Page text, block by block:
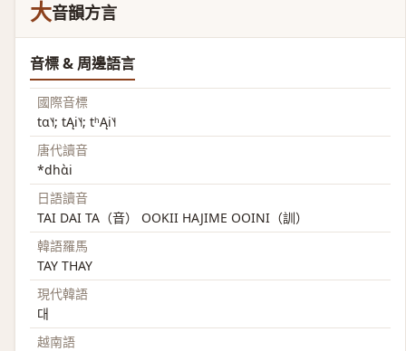
大音韻方言
音標 & 周邊語言
國際音標
tɑ˥˧; tĄi˥˧; tʰĄi˥˧
唐代讀音
*dhɑ̀i
日語讀音
TAI DAI TA（音） OOKII HAJIME OOINI（訓）
韓語羅馬
TAY THAY
現代韓語
대
越南語